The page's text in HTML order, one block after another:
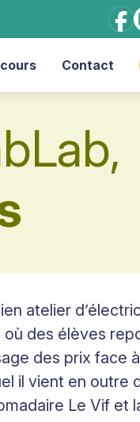
Contact
atelier
où des élèves
des prix face
il vient en outre
Le Vif et